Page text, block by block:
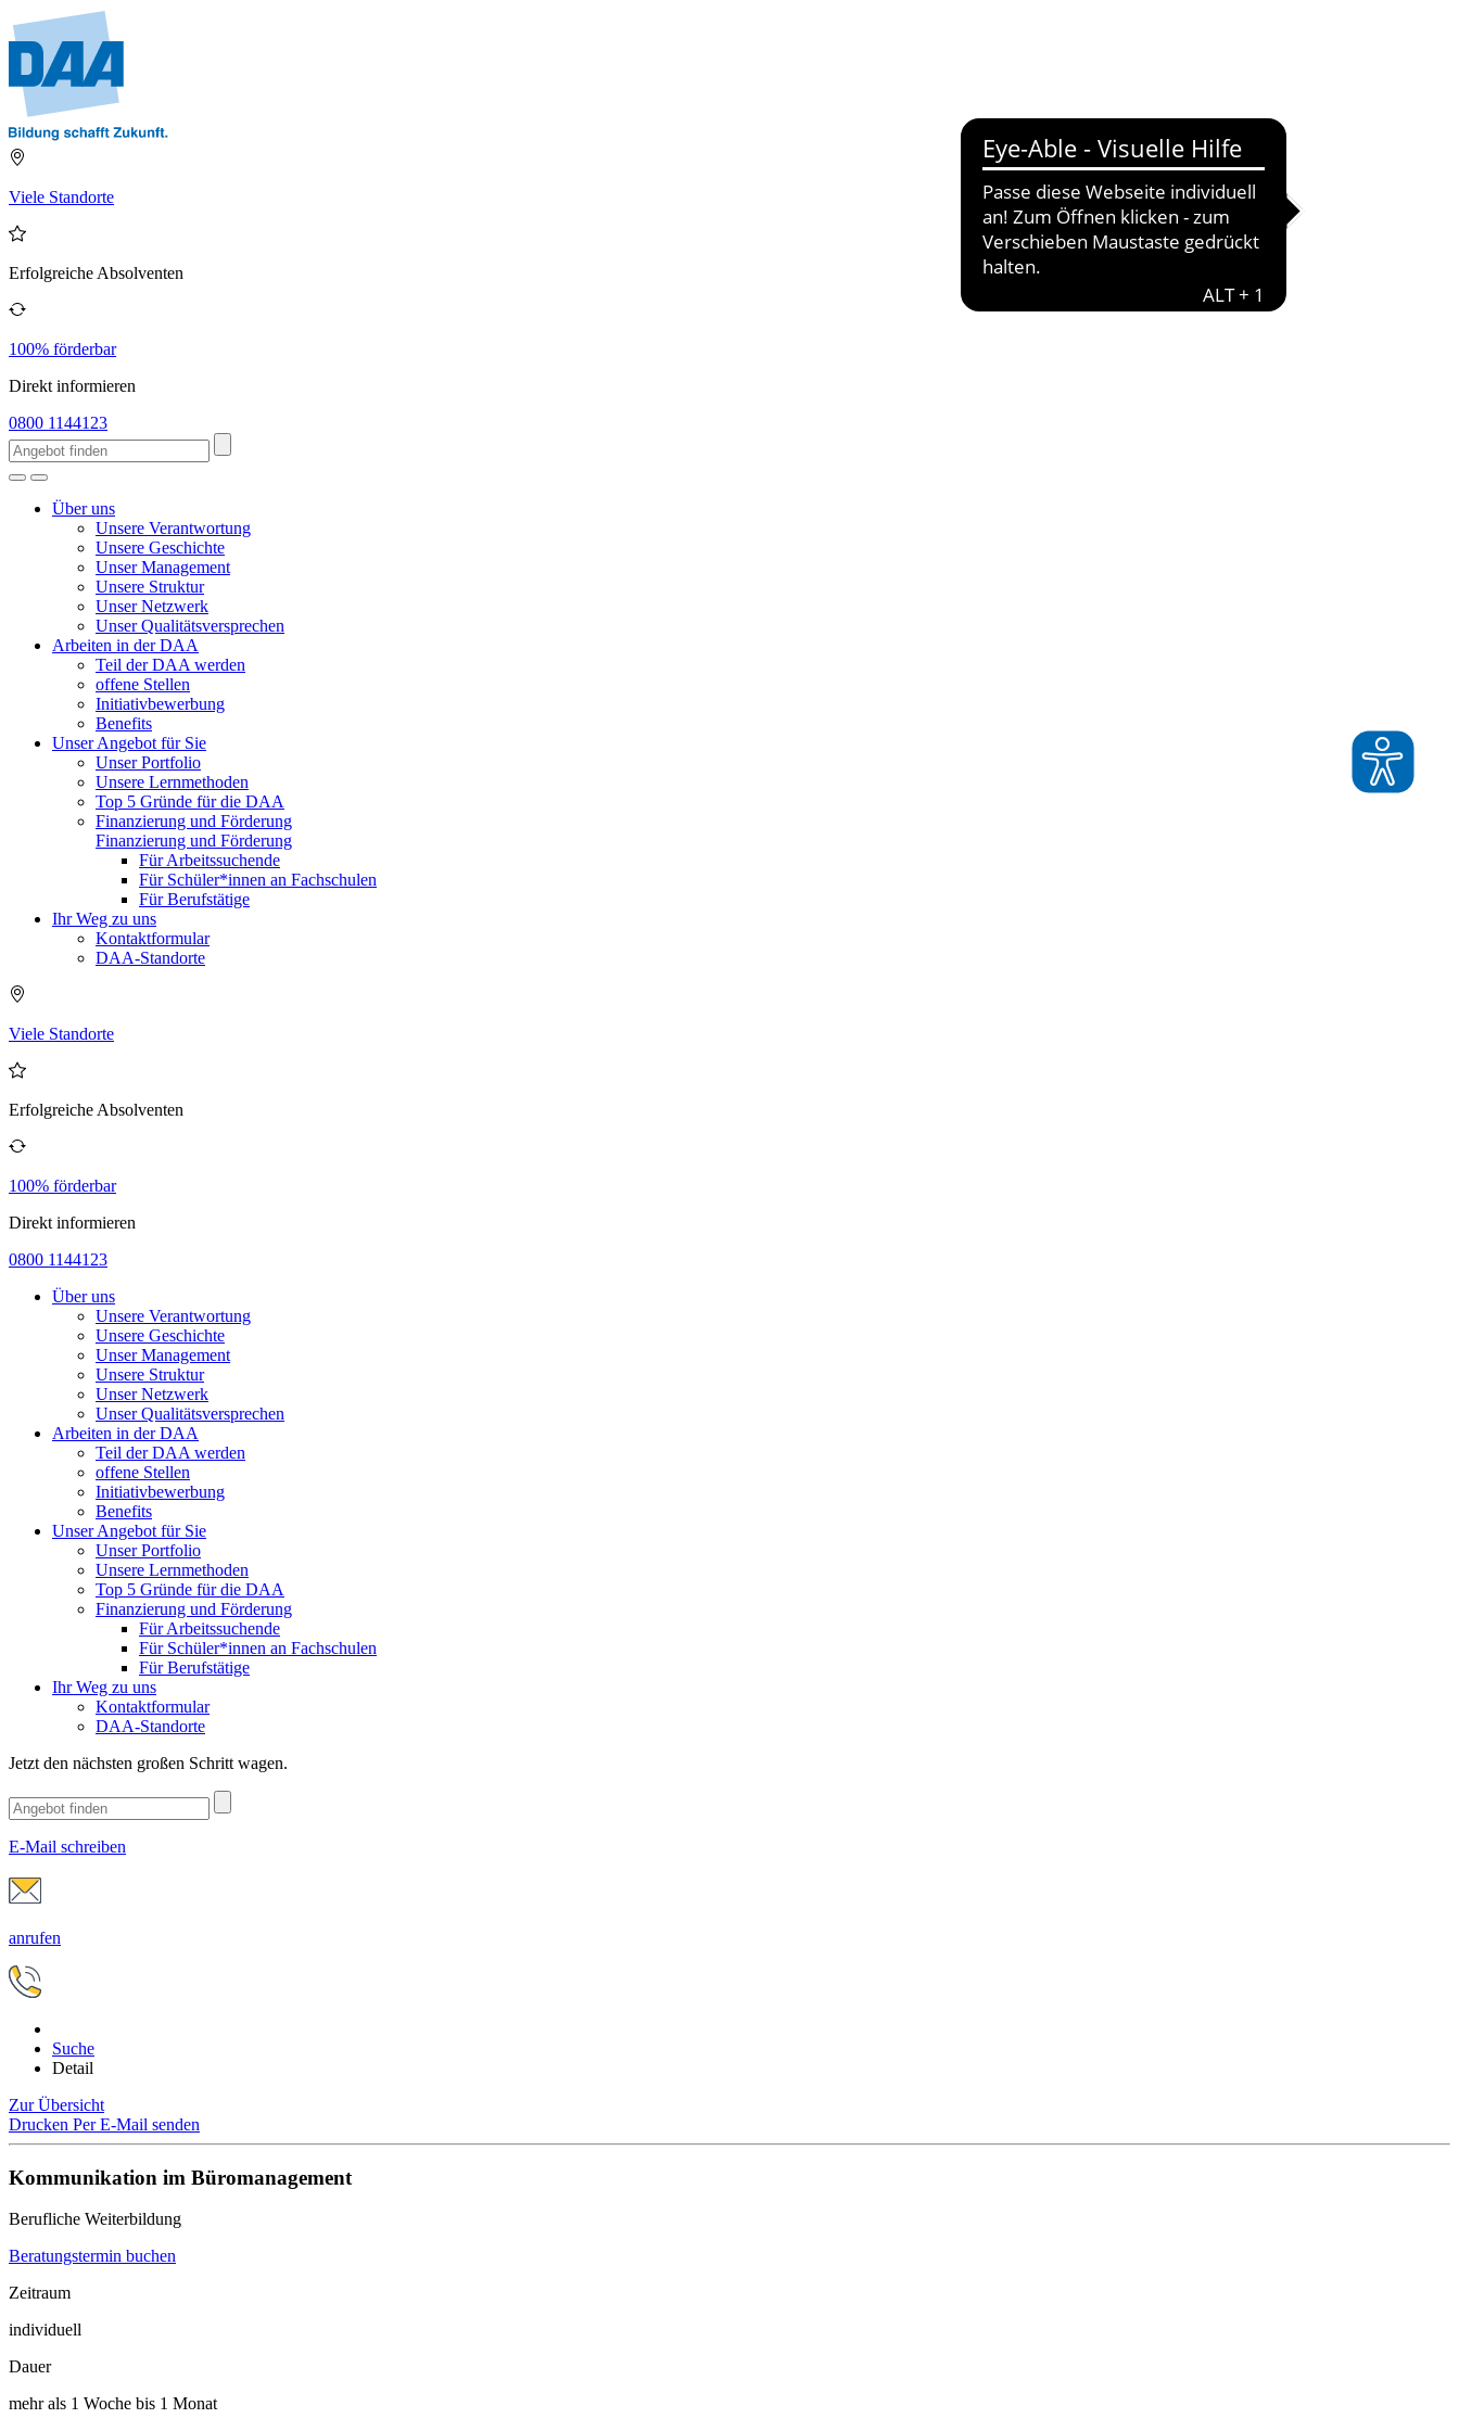
Viele Standorte
Erfolgreiche Absolventen
100% förderbar
Direkt informieren
0800 1144123
Über uns
Unsere Verantwortung
Unsere Geschichte
Unser Management
Unsere Struktur
Unser Netzwerk
Unser Qualitätsversprechen
Arbeiten in der DAA
Teil der DAA werden
offene Stellen
Initiativbewerbung
Benefits
Unser Angebot für Sie
Unser Portfolio
Unsere Lernmethoden
Top 5 Gründe für die DAA
Finanzierung und Förderung
Finanzierung und Förderung
Für Arbeitssuchende
Für Schüler*innen an Fachschulen
Für Berufstätige
Ihr Weg zu uns
Kontaktformular
DAA-Standorte
Viele Standorte
Erfolgreiche Absolventen
100% förderbar
Direkt informieren
0800 1144123
Über uns
Unsere Verantwortung
Unsere Geschichte
Unser Management
Unsere Struktur
Unser Netzwerk
Unser Qualitätsversprechen
Arbeiten in der DAA
Teil der DAA werden
offene Stellen
Initiativbewerbung
Benefits
Unser Angebot für Sie
Unser Portfolio
Unsere Lernmethoden
Top 5 Gründe für die DAA
Finanzierung und Förderung
Für Arbeitssuchende
Für Schüler*innen an Fachschulen
Für Berufstätige
Ihr Weg zu uns
Kontaktformular
DAA-Standorte
Jetzt den nächsten großen Schritt wagen.
E-Mail schreiben
anrufen
Suche
Detail
Zur Übersicht
Drucken Per E-Mail senden
Kommunikation im Büromanagement
Berufliche Weiterbildung
Beratungstermin buchen
Zeitraum
individuell
Dauer
mehr als 1 Woche bis 1 Monat